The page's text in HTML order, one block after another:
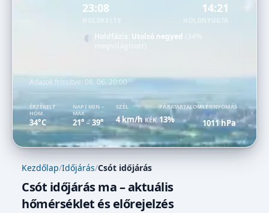
23:08 14:21
HOLDNYUGTA
Holdfázis: Utolsó negyed
Adatok frissítve: 08. 06. 20:00
ÉRZÉKELT
HŐM.
34°C
NAPI MIN –
MAX
21° –39°
SZÉL
4 km/hKÉK
PÁRATARTALOM
13%
LÉGNYOMÁS
1011 hPa
Kezdőlap/Időjárás/Csót időjárás
Csót időjárás ma – aktuális
hőmérséklet és előrejelzés